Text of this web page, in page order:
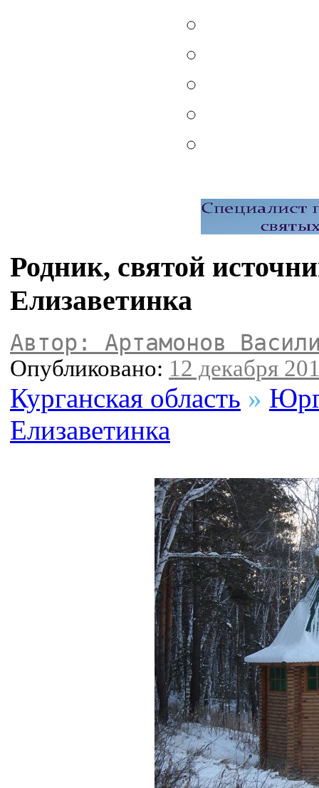
Родник, святой
Елизаветинка
Автор: Артамонов
Опубликовано: 12 декабря
Курганская область »
Елизаветинка